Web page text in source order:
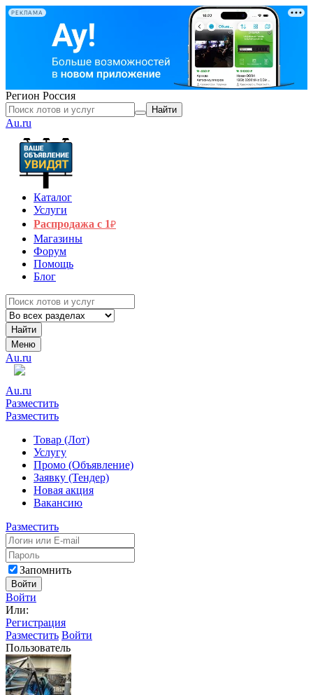
РЕКЛАМА
Регион Россия
Найти
Au.ru
Каталог
Услуги
Распродажа с 1₽
Магазины
Форум
Помощь
Блог
Найти
Меню
Au.ru
Au.ru
Разместить
Разместить
Товар (Лот)
Услугу
Промо (Объявление)
Заявку (Тендер)
Новая акция
Вакансию
Разместить
Запомнить
Войти
Войти
Или:
Регистрация
Разместить Войти
Пользователь